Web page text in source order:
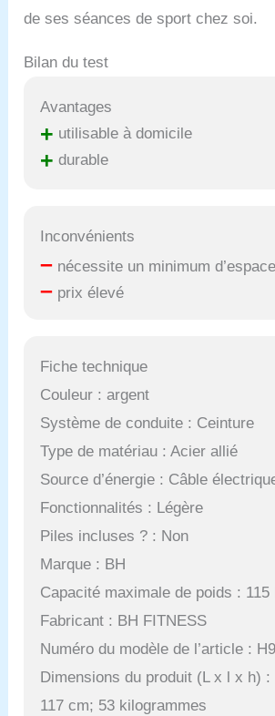
de ses séances de sport chez soi.
Bilan du test
Avantages
+ utilisable à domicile
+ durable
Inconvénients
– nécessite un minimum d’espace
– prix élevé
Fiche technique
Couleur : argent
Système de conduite : Ceinture
Type de matériau : Acier allié
Source d’énergie : Câble
Fonctionnalités : Légère
Piles incluses ? : Non
Marque : BH
Capacité maximale de poids : 115
Fabricant : BH FITNESS
Numéro du modèle de l’article :
Dimensions du produit (L x l x h) :
117 cm; 53 kilogrammes